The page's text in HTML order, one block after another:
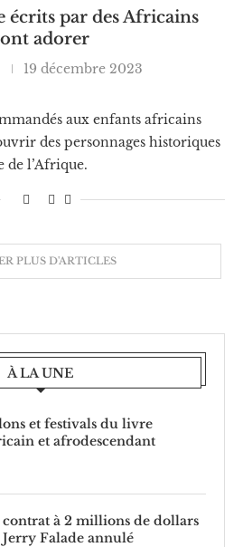
écrits par des Africains
adorer
19 décembre 2023
aux enfants africains
des personnages historiques
de l’Afrique.
PLUS D'ARTICLES
À LA UNE
et festivals du livre
et afrodescendant
contrat à 2 millions de dollars
Jerry Falade annulé